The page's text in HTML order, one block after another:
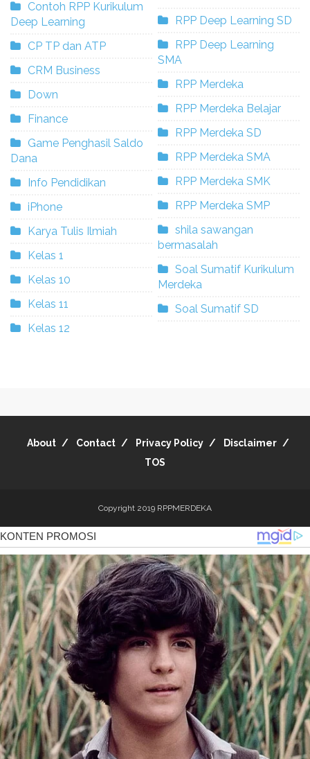
Contoh RPP Kurikulum
Deep Learning
CP TP dan ATP
CRM Business
Down
Finance
Game Penghasil Saldo
Dana
Info Pendidikan
iPhone
Karya Tulis Ilmiah
Kelas 1
Kelas 10
Kelas 11
Kelas 12
RPP Deep Learning SD
RPP Deep Learning
SMA
RPP Merdeka
RPP Merdeka Belajar
RPP Merdeka SD
RPP Merdeka SMA
RPP Merdeka SMK
RPP Merdeka SMP
shila sawangan
bermasalah
Soal Sumatif Kurikulum
Merdeka
Soal Sumatif SD
About Contact Privacy Policy
Disclaimer
TOS
Copyright 2019 RPPMERDEKA